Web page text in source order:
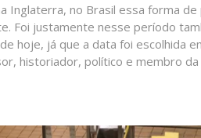
no Brasil essa forma
Foi justamente nesse período
hoje, já que a data foi escolhida
historiador, político e membro